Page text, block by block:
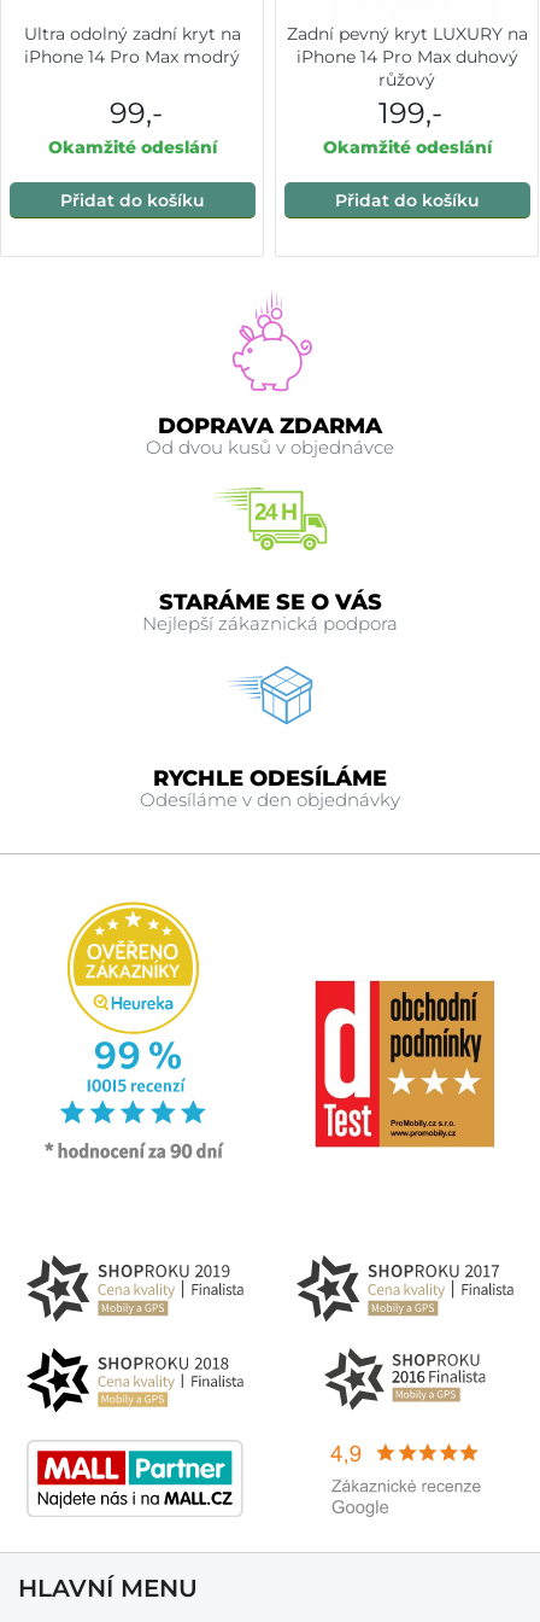
Ultra odolný zadní kryt na
iPhone 14 Pro Max modrý
99,-
Okamžité odeslání
Přidat do košíku
Zadní pevný kryt LUXURY na
iPhone 14 Pro Max duhový
růžový
199,-
Okamžité odeslání
Přidat do košíku
DOPRAVA ZDARMA
Od dvou kusů v objednávce
STARÁME SE O VÁS
Nejlepší zákaznická podpora
RYCHLE ODESÍLÁME
Odesíláme v den objednávky
HLAVNÍ MENU